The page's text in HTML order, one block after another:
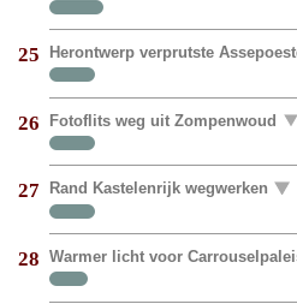
25 Herontwerp verprutste
26 Fotoflits weg uit Zompenwoud
27 Rand Kastelenrijk wegwerken
28 Warmer licht voor